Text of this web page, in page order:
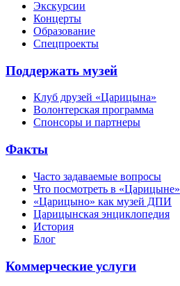
Экскурсии
Концерты
Образование
Спецпроекты
Поддержать музей
Клуб друзей «Царицына»
Волонтерская программа
Спонсоры и партнеры
Факты
Часто задаваемые вопросы
Что посмотреть в «Царицыне»
«Царицыно» как музей ДПИ
Царицынская энциклопедия
История
Блог
Коммерческие услуги